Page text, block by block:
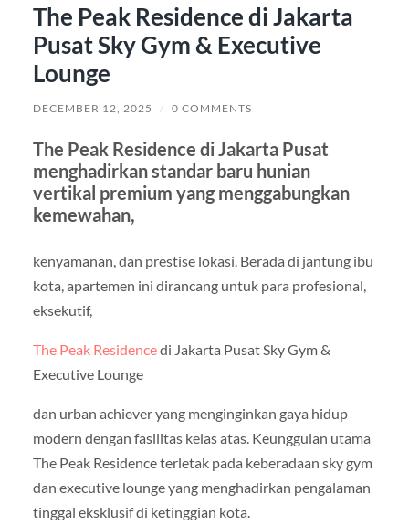
The Peak Residence di Jakarta
Pusat Sky Gym & Executive
Lounge
DECEMBER 12, 2025 / 0 COMMENTS
The Peak Residence di Jakarta Pusat
menghadirkan standar baru hunian
vertikal premium yang menggabungkan
kemewahan,
kenyamanan, dan prestise lokasi. Berada di jantung ibu
kota, apartemen ini dirancang untuk para profesional,
eksekutif,
The Peak Residencedi Jakarta Pusat Sky Gym &
Executive Lounge
dan urban achiever yang menginginkan gaya hidup
modern dengan fasilitas kelas atas. Keunggulan utama
The Peak Residence terletak pada keberadaan sky gym
dan executive lounge yang menghadirkan pengalaman
tinggal eksklusif di ketinggian kota.